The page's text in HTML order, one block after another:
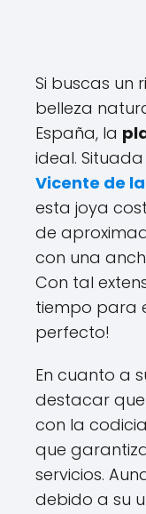
Si buscas un
belleza
España, la
ideal.
Vicente de
esta joya
de
con una
Con tal
tiempo para
perfecto!
En cuanto a
destacar que
con la
que
servicios.
debido a su